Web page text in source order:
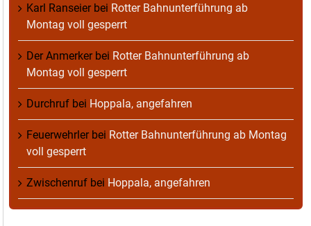
Karl Ranseierbei Rotter Bahnunterführung ab
Montag voll gesperrt
Der Anmerkerbei Rotter Bahnunterführung ab
Montag voll gesperrt
Durchruf bei Hoppala, angefahren
Feuerwehrlerbei Rotter Bahnunterführung ab Montag
voll gesperrt
Zwischenruf bei Hoppala, angefahren